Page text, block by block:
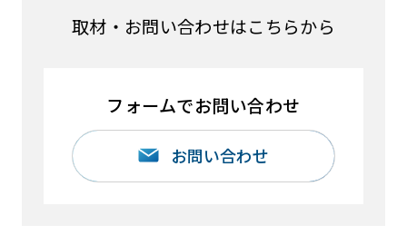
取材・お問い合わせはこちらから
フォームでお問い合わせ
お問い合わせ